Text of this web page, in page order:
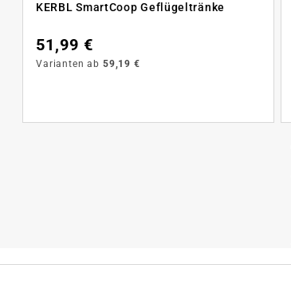
KERBL SmartCoop Geflügeltränke
51,99 €
Varianten ab 59,19 €